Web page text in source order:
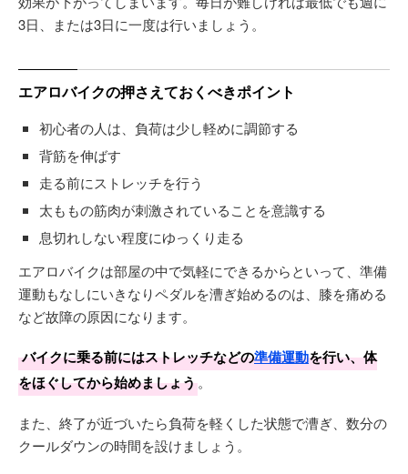
3日、または3日に一度は行いましょう。
エアロバイクの押さえておくべきポイント
初心者の人は、負荷は少し軽めに調節する
背筋を伸ばす
走る前にストレッチを行う
太ももの筋肉が刺激されていることを意識する
息切れしない程度にゆっくり走る
エアロバイクは部屋の中で気軽にできるからといって、準備
運動もなしにいきなりペダルを漕ぎ始めるのは、膝を痛める
など故障の原因になります。
バイクに乗る前にはストレッチなどの準備運動を行い、体
をほぐしてから始めましょう。
また、終了が近づいたら負荷を軽くした状態で漕ぎ、数分の
クールダウンの時間を設けましょう。